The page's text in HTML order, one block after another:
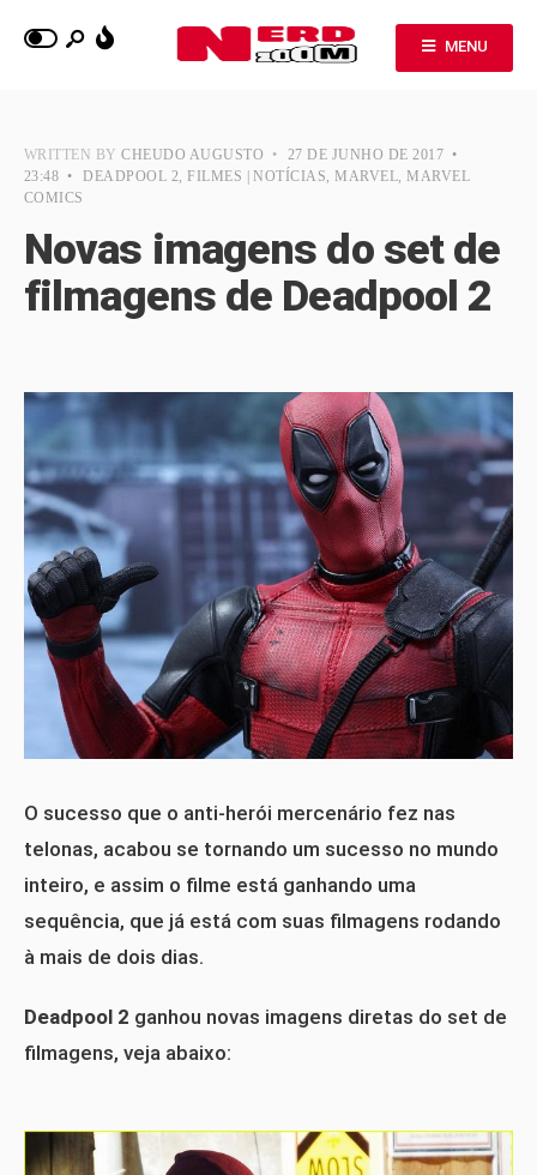
MENU
WRITTEN BYCHEUDO AUGUSTO • 27 DE JUNHO DE 2017 •
23:48 • DEADPOOL 2,FILMES | NOTÍCIAS,MARVEL,MARVEL
COMICS
Novas imagens do set de
filmagens de Deadpool 2
O sucesso que o anti-herói mercenário fez nas
telonas, acabou se tornando um sucesso no mundo
inteiro, e assim o filme está ganhando uma
sequência, que já está com suas filmagens rodando
à mais de dois dias.
Deadpool 2 ganhou novas imagens diretas do set de
filmagens, veja abaixo: